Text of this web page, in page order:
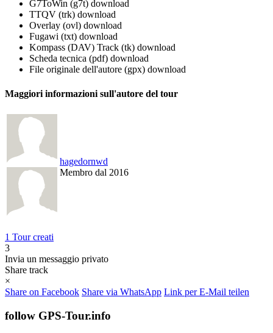
G7ToWin (g7t) download
TTQV (trk) download
Overlay (ovl) download
Fugawi (txt) download
Kompass (DAV) Track (tk) download
Scheda tecnica (pdf) download
File originale dell'autore (gpx) download
Maggiori informazioni sull'autore del tour
hagedornwd
Membro dal 2016
1 Tour creati
3
Invia un messaggio privato
Share track
×
Share on Facebook Share via WhatsApp Link per E-Mail teilen
follow GPS-Tour.info